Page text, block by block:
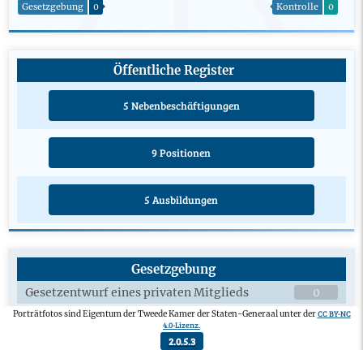
Gesetzgebung 0 Kontrolle 0
Öffentliche Register
5 Nebenbeschäftigungen
9 Positionen
5 Ausbildungen
Gesetzgebung
Gesetzentwurf eines privaten Mitglieds
0
Verabschiedeter Änderungsantrag
0
Plenardebatten über Gesetzesentwürfe
Porträtfotos sind Eigentum der Tweede Kamer der Staten-Generaal unter derCC BY-NC
4.0-Lizenz.
2.0.5.3